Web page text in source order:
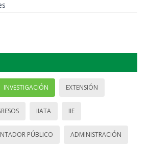
INVESTIGACIÓN EXTENSIÓN
IIATA IIE
PÚBLICO ADMINISTRACIÓN